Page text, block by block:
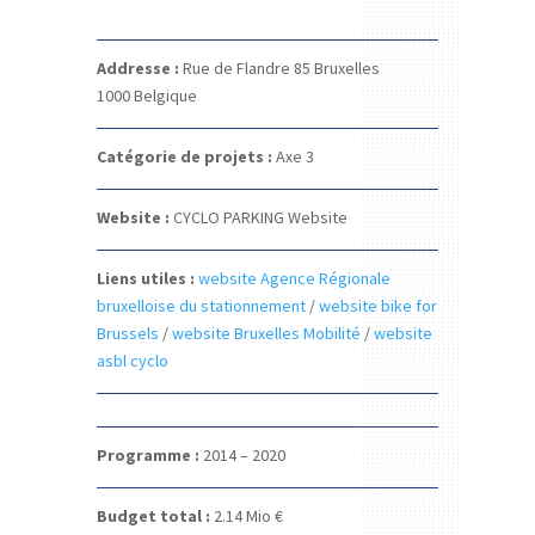
Addresse : Rue de Flandre 85 Bruxelles
1000Belgique
Catégorie de projets : Axe 3
Website : CYCLO PARKING Website
Liens utiles : website Agence Régionale
bruxelloise du stationnement/website bike for
Brussels /website Bruxelles Mobilité /website
asbl cyclo
Programme : 2014 – 2020
Budget total : 2.14Mio €